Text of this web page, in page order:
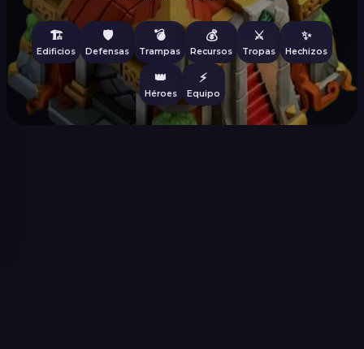
🏗️
Edificios
🛡️
Defensas
💣
Trampas
💰
Recursos
⚔️
Tropas
✨
Hechizos
👑
Héroes
⚡
Equipo